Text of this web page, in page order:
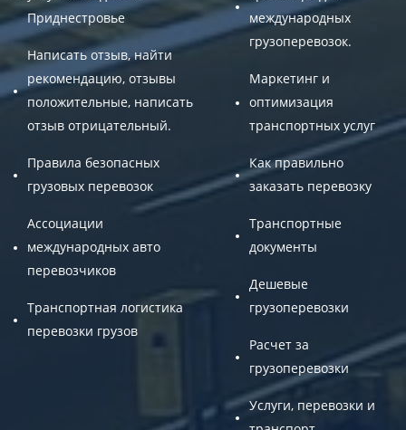
Приднестровье
Написать отзыв, найти
рекомендацию, отзывы
положительные, написать
отзыв отрицательный.
Правила безопасных
грузовых перевозок
Ассоциации
международных авто
перевозчиков
Транспортная логистика
перевозки грузов
международных
грузоперевозок.
Маркетинг и
оптимизация
транспортных услуг
Как правильно
заказать перевозку
Транспортные
документы
Дешевые
грузоперевозки
Расчет за
грузоперевозки
Услуги, перевозки и